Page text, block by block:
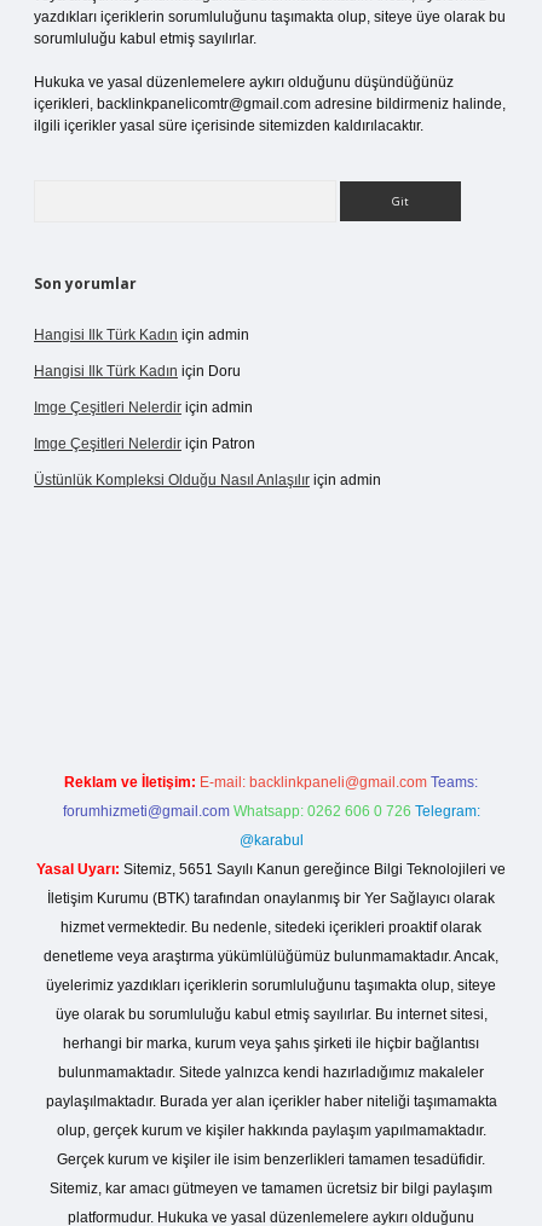
yazdıkları içeriklerin sorumluluğunu taşımakta olup, siteye üye olarak bu
sorumluluğu kabul etmiş sayılırlar.
Hukuka ve yasal düzenlemelere aykırı olduğunu düşündüğünüz
içerikleri, backlinkpanelicomtr@gmail.com adresine bildirmeniz halinde,
ilgili içerikler yasal süre içerisinde sitemizden kaldırılacaktır.
Son yorumlar
Hangisi Ilk Türk Kadın için admin
Hangisi Ilk Türk Kadın için Doru
Imge Çeşitleri Nelerdir için admin
Imge Çeşitleri Nelerdir için Patron
Üstünlük Kompleksi Olduğu Nasıl Anlaşılır için admin
Reklam ve İletişim: E-mail: backlinkpaneli@gmail.com Teams:
forumhizmeti@gmail.com Whatsapp: 0262 606 0 726 Telegram:
@karabul
Yasal Uyarı: Sitemiz, 5651 Sayılı Kanun gereğince Bilgi Teknolojileri ve
İletişim Kurumu (BTK) tarafından onaylanmış bir Yer Sağlayıcı olarak
hizmet vermektedir. Bu nedenle, sitedeki içerikleri proaktif olarak
denetleme veya araştırma yükümlülüğümüz bulunmamaktadır. Ancak,
üyelerimiz yazdıkları içeriklerin sorumluluğunu taşımakta olup, siteye
üye olarak bu sorumluluğu kabul etmiş sayılırlar. Bu internet sitesi,
herhangi bir marka, kurum veya şahıs şirketi ile hiçbir bağlantısı
bulunmamaktadır. Sitede yalnızca kendi hazırladığımız makaleler
paylaşılmaktadır. Burada yer alan içerikler haber niteliği taşımamakta
olup, gerçek kurum ve kişiler hakkında paylaşım yapılmamaktadır.
Gerçek kurum ve kişiler ile isim benzerlikleri tamamen tesadüfidir.
Sitemiz, kar amacı gütmeyen ve tamamen ücretsiz bir bilgi paylaşım
platformudur. Hukuka ve yasal düzenlemelere aykırı olduğunu